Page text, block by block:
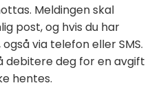
Meldingen skal
post, og hvis du har
via telefon eller SMS.
debitere deg for en avgift
hentes.